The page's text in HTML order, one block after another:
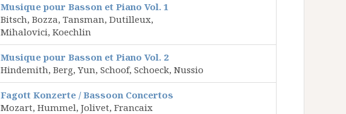
Musique pour Basson et Piano Vol. 1
Bitsch, Bozza, Tansman, Dutilleux,
Mihalovici, Koechlin
Musique pour Basson et Piano Vol. 2
Hindemith, Berg, Yun, Schoof, Schoeck, Nussio
Fagott Konzerte / Bassoon Concertos
Mozart, Hummel, Jolivet, Francaix